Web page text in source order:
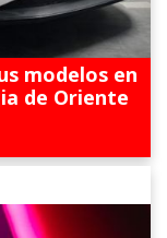
modelos en
de Oriente